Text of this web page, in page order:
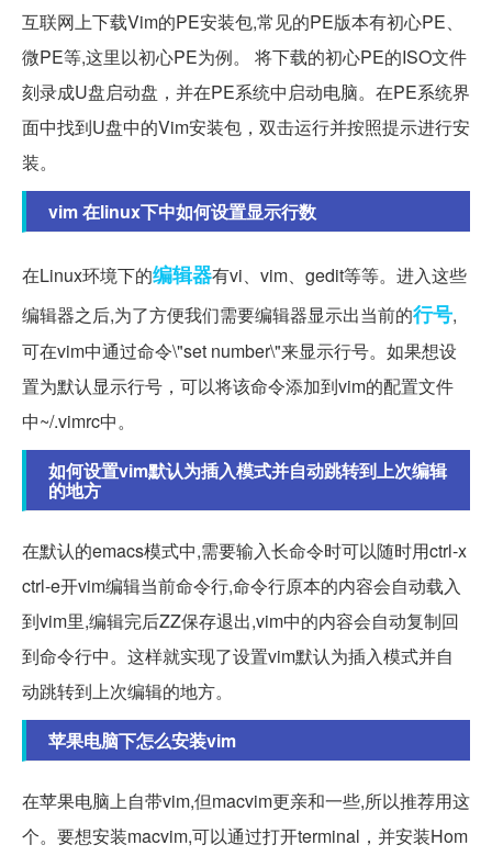
互联网上下载Vim的PE安装包,常见的PE版本有初心PE、
微PE等,这里以初心PE为例。 将下载的初心PE的ISO文件
刻录成U盘启动盘，并在PE系统中启动电脑。在PE系统界
面中找到U盘中的Vim安装包，双击运行并按照提示进行安
装。
vim 在linux下中如何设置显示行数
在Linux环境下的编辑器有vi、vim、gedit等等。进入这些
编辑器之后,为了方便我们需要编辑器显示出当前的行号,
可在vim中通过命令\"set number\"来显示行号。如果想设
置为默认显示行号，可以将该命令添加到vim的配置文件
中~/.vimrc中。
如何设置vim默认为插入模式并自动跳转到上次编辑
的地方
在默认的emacs模式中,需要输入长命令时可以随时用ctrl-x
ctrl-e开vim编辑当前命令行,命令行原本的内容会自动载入
到vim里,编辑完后ZZ保存退出,vim中的内容会自动复制回
到命令行中。这样就实现了设置vim默认为插入模式并自
动跳转到上次编辑的地方。
苹果电脑下怎么安装vim
在苹果电脑上自带vim,但macvim更亲和一些,所以推荐用这
个。要想安装macvim,可以通过打开terminal，并安装Hom